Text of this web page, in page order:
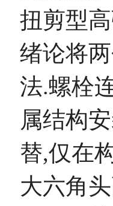
扭剪型
绪论将
法.螺栓
属结构
替,仅在
大六角